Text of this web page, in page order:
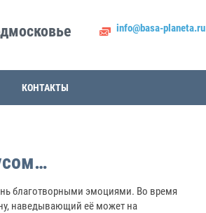
info@basa-planeta.ru
КОНТАКТЫ
благотворными эмоциями. Во время
наведывающий её может на